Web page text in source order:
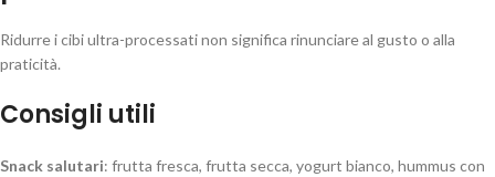
Ridurre i cibi ultra-processati non significa rinunciare al gusto o alla
praticità.
Consigli utili
Snack salutari: frutta fresca, frutta secca, yogurt bianco, hummus con